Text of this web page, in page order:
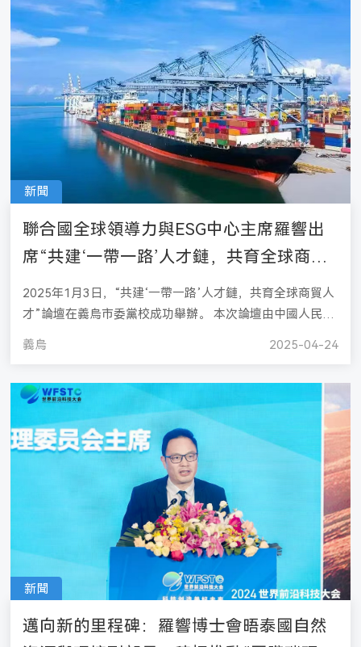
新聞
聯合國全球領導力與ESG中心主席羅響出
席“共建‘一帶一路’人才鏈，共育全球商貿
人才”論壇
2025年1月3日，“共建‘一帶一路’人才鏈，共育全球商貿人
才”論壇在義烏市委黨校成功舉辦。 本次論壇由中國人民大
學商學院主辦，商學院高層管理教育中心承辦，中國中小商
員會主席羅響應邀出席，與其他嘉賓一同為推動“一帶一
路”沿線經貿與人才發展建言獻策。
義烏 2025-04-24
新聞
邁向新的里程碑：羅響博士會晤泰國自然